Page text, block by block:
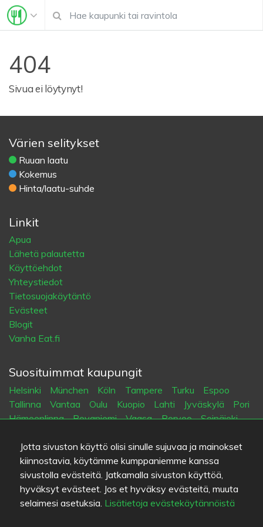
Jotta sivuston käyttö olisi sinulle sujuvaa ja mainokset
kiinnostavia, käytämme kumppaniemme kanssa
sivustolla evästeitä. Jatkamalla sivuston käyttöä,
hyväksyt evästeet. Jos et hyväksy evästeitä, muuta
selaimesi asetuksia. Lisätietoja evästekäytännöistä
404
Sivua ei löytynyt!
Värien selitykset
Ruuan laatu
Kokemus
Hinta/laatu-suhde
Linkit
Apua
Lähetä palautetta
Käyttöehdot
Yhteystiedot
Tietosuojakäytäntö
Evästeet
Blogit
Vanha Eat.fi
Suosituimmat kaupungit
Helsinki München Köln Tampere Turku
Espoo
Tallinna
Vantaa Oulu Kuopio Lahti Jyväskylä
Pori
Hämeenlinna Rovaniemi Vaasa Porvoo Seinäjoki
Kieli
FI SV EN DE